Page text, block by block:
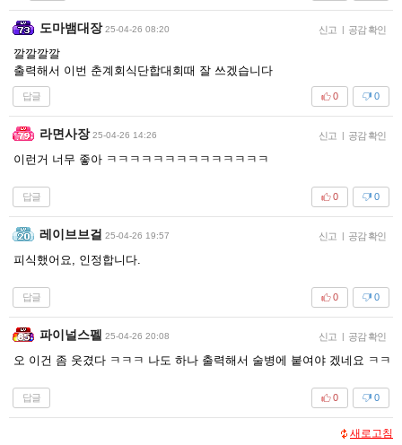
도마뱀대장 25-04-26 08:20 신고 | 공감 확인
깔깔깔깔
출력해서 이번 춘계회식단합대회때 잘 쓰겠습니다
답글 0
0
라면사장 25-04-26 14:26 신고 | 공감 확인
이런거 너무 좋아 ㅋㅋㅋㅋㅋㅋㅋㅋㅋㅋㅋㅋㅋㅋ
답글 0
0
레이브브걸 25-04-26 19:57 신고 | 공감 확인
피식했어요, 인정합니다.
답글 0
0
파이널스펠 25-04-26 20:08 신고 | 공감 확인
오 이건 좀 웃겼다 ㅋㅋㅋ 나도 하나 출력해서 술병에 붙여야 겠네요 ㅋㅋ
답글 0
0
새로고침